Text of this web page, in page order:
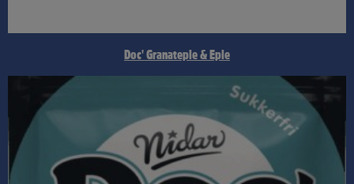
Doc' Granateple & Eple